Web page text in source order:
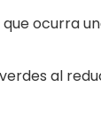
ocurra
al